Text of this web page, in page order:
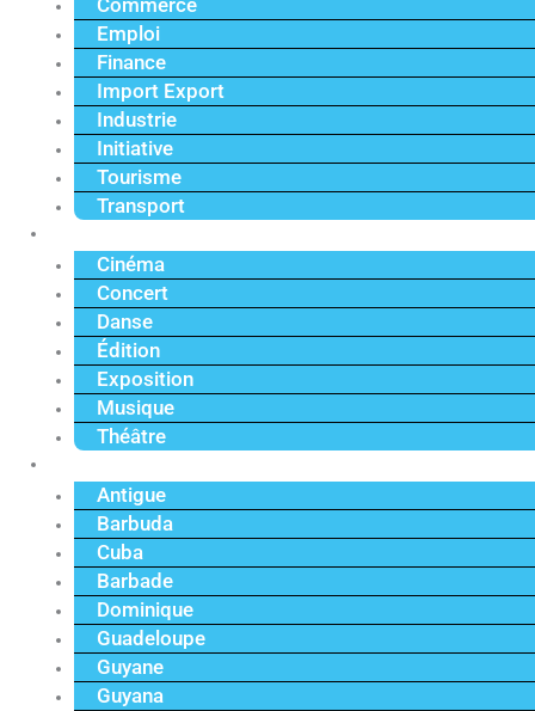
Commerce
Emploi
Finance
Import Export
Industrie
Initiative
Tourisme
Transport
Cinéma
Concert
Danse
Édition
Exposition
Musique
Théâtre
Antigue
Barbuda
Cuba
Barbade
Dominique
Guadeloupe
Guyane
Guyana